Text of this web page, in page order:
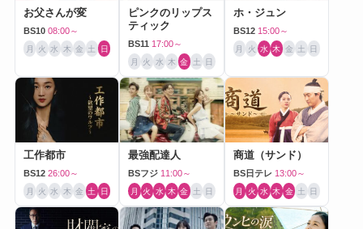
お父さんが変
BS10 08:00～
月 火 水 木 金 土 日
ピンクのリップス
ティック
BS11 17:00～
月 火 水 木 金 土 日
ホ・ジュン
BS12 15:00～
月 火 水 木 金 土 日
工作都市
BS12 26:00～
月 火 水 木 金 土 日
最強配達人
BSフジ 11:00～
月 火 水 木 金 土 日
商道（サンド）
BS日テレ 13:00～
月 火 水 木 金 土 日